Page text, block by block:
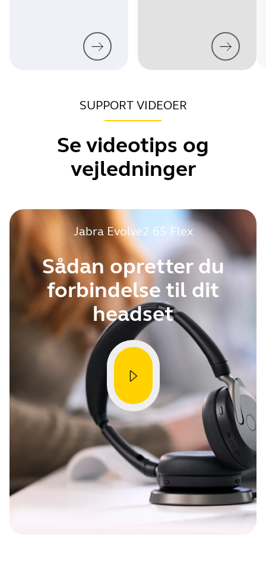
SUPPORT VIDEOER
Se videotips og
vejledninger
Jabra Evolve2 65 Flex
Sådan opretter du
forbindelse til dit
headset